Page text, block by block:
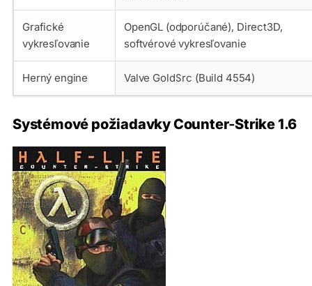
Grafické
vykresľovanie
OpenGL (odporúčané), Direct3D,
softvérové vykresľovanie
Herný engine Valve GoldSrc (Build 4554)
Systémové požiadavky Counter‑Strike 1.6